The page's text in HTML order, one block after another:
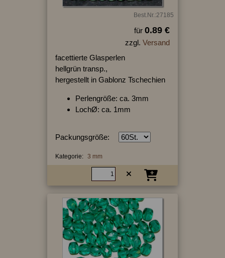
Best.Nr.:27185
für 0.89 €
zzgl. Versand
facettierte Glasperlen
hellgrün transp.,
hergestellt in Gablonz Tschechien
Perlengröße: ca. 3mm
LochØ: ca. 1mm
Packungsgröße:
Kategorie: 3 mm